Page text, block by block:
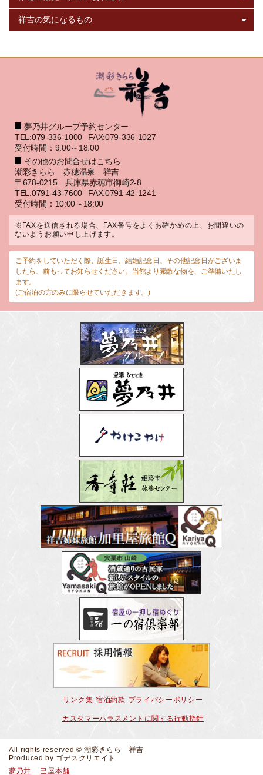
夢乃井グループ予約センター
TEL:079-336-1000
FAX:079-336-1027
受付時間：9:00～18:00
その他のお問合せはこちら
潮彩きらら 赤穂温泉 祥吉
〒678-0215 兵庫県赤穂市御崎2-8
TEL:0791-43-7600
FAX:0791-42-1241
受付時間：10:00～18:00
※FAXを送信される場合、FAX番号をよくお確かめの上、お間違いの
ないようお願い申し上げます。
ご予約をしていただく際、誕生日、結婚記念日、その他記念日がございま
したら、前もってお知らせください。当館より素敵な物を、ご準備いたし
ます。
(ご宿泊の方のみに限らせていただきます。)
リンク集 宿泊約款 プライバシーポリシー
カスタマーハラスメントに関する行動指針
All rights reserved © 潮彩きらら 祥吉
Produced by ゴデスクリエイト
夢乃井
巴屋本舗